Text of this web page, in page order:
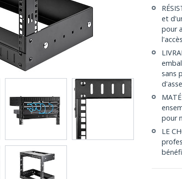
et
pour
sans
pour
LE